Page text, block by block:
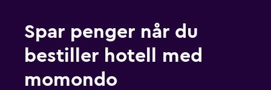
Spar penger når du
bestiller hotell med
momondo